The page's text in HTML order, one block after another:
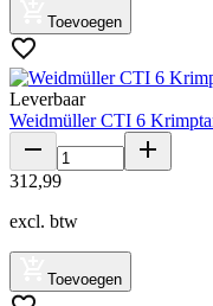
Toevoegen
Leverbaar
Weidmüller CTI 6
312,99
excl. btw
Toevoegen